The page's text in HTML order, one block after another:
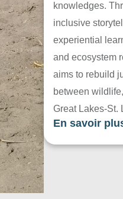
knowledges.
inclusive
experiential
and ecosystem
aims to rebuild
between
Great Lakes-St.
En savoir